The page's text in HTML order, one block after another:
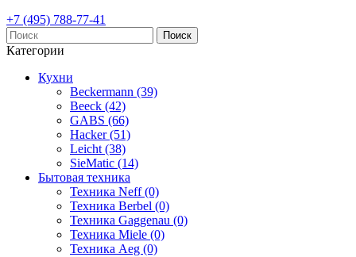
+7 (495) 788-77-41
Поиск
Категории
Кухни
Beckermann (39)
Beeck (42)
GABS (66)
Hacker (51)
Leicht (38)
SieMatic (14)
Бытовая техника
Техника Neff (0)
Техника Berbel (0)
Техника Gaggenau (0)
Техника Miele (0)
Техника Aeg (0)